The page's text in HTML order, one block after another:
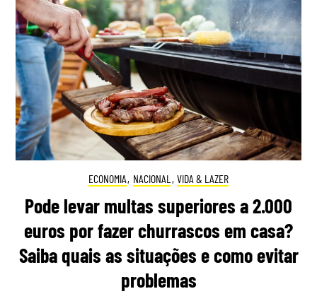
ECONOMIA, NACIONAL , VIDA & LAZER
Pode levar multas superiores a 2.000
euros por fazer churrascos em casa?
Saiba quais as situações e como evitar
problemas